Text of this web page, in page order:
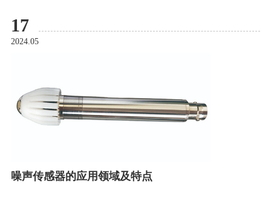
17
2024.05
噪声传感器的应用领域及特点